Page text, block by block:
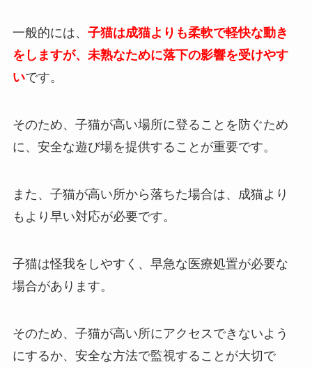
一般的には、 子猫は成猫よりも柔軟で軽快な動き
をしますが、未熟なために落下の影響を受けやす
いです。
そのため、子猫が高い場所に登ることを防ぐため
に、安全な遊び場を提供することが重要です。
また、子猫が高い所から落ちた場合は、成猫より
もより早い対応が必要です。
子猫は怪我をしやすく、早急な医療処置が必要な
場合があります。
そのため、子猫が高い所にアクセスできないよう
にするか、安全な方法で監視することが大切で